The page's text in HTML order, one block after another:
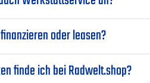
oder leasen?
finde ich bei Radwelt.shop?